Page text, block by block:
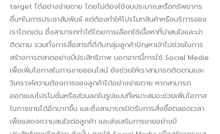
target ได้อย่างง่ายดาย โดยไม่ต้องใช้งบประมาณหรือทรัพยากร
อื่นๆในการประชาสัมพันธ์ แต่ต้องทำให้โปรโมทสินค้าหรือบริการของ
เราโดดเด่น ซึ่งสามารถทำได้โดยการเลือกใช้เนื้อหาที่น่าสนใจและน่า
ติดตาม รวมทั้งการสื่อสารที่ดีกับกลุ่มลูกค้าปัญหาเข้าไปช่วยในการ
สร้างการตลาดอย่างมีประสิทธิภาพ นอกจากนี้การใช้ Social Media
เพื่อเพิ่มโอกาสในการขายออนไลน์ ยังช่วยให้เราสามารถติดตามและ
วิเคราะห์ความต้องการของลูกค้าได้อย่างง่ายดาย หากสามารถ
ออกแบบโปรโมชั่นหรือส่วนลดในรูปแบบที่เหมาะสมจะช่วยเพิ่มโอกาส
ในการขายได้อีกมากขึ้น และซึ่งสามารถเปิดรับการสั่งซื้อตลอดเวลา
เพื่อแสดงความสนใจต่อลูกค้า และส่งเสริมการขายอย่างมี